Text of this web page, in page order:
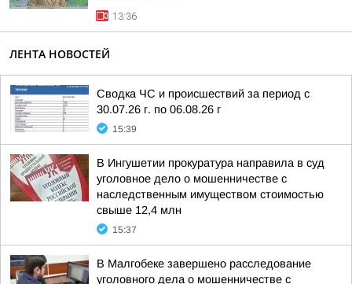
13:36
ЛЕНТА НОВОСТЕЙ
Сводка ЧС и происшествий за период с
30.07.26 г. по 06.08.26 г
15:39
В Ингушетии прокуратура направила в суд
уголовное дело о мошенничестве с
наследственным имуществом стоимостью
свыше 12,4 млн
15:37
В Малгобеке завершено расследование
уголовного дела о мошенничестве с